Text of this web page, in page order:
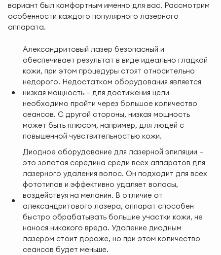
вариант был комфортным именно для вас. Рассмотрим
особенности каждого популярного лазерного
аппарата.
Александритовый лазер безопасный и
обеспечивает результат в виде идеально гладкой
кожи, при этом процедуры стоят относительно
недорого. Недостатком оборудования является
низкая мощность — для достижения цели
необходимо пройти через большое количество
сеансов. С другой стороны, низкая мощность
может быть плюсом, например, для людей с
повышенной чувствительностью кожи.
Диодное оборудование для лазерной эпиляции —
это золотая середина среди всех аппаратов для
лазерного удаления волос. Он подходит для всех
фототипов и эффективно удаляет волосы,
воздействуя на меланин. В отличие от
александритового лазера, аппарат способен
быстро обрабатывать большие участки кожи, не
нанося никакого вреда. Удаление диодным
лазером стоит дороже, но при этом количество
сеансов будет меньше.